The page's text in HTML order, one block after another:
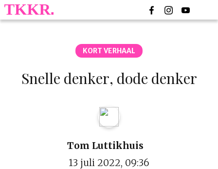
KORT VERHAAL
Snelle denker, dode denker
Tom Luttikhuis
13 juli 2022, 09:36